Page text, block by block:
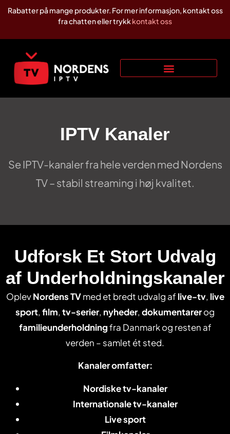
Rabatter på mange produkter. For mer informasjon, kontakt oss
fra chatten eller trykkkontakt oss
IPTV Kanaler
Se IPTV-kanaler fra hele verden med Nordens
TV – stabil streaming i høj kvalitet.
Udforsk Et Stort Udvalg
af Underholdningskanaler
OplevNordens TVmed et bredt udvalg af live-tv, live
sport, film, tv-serier, nyheder, dokumentarerog
familieunderholdningfra Danmark og resten af
verden – samlet ét sted.
Kanaler omfatter:
Nordiske tv-kanaler
Internationale tv-kanaler
Live sport